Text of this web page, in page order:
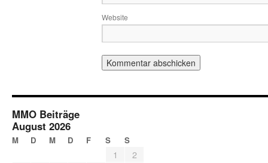
Website
MMO Beiträge
August 2026
M D M D F S S
1
2